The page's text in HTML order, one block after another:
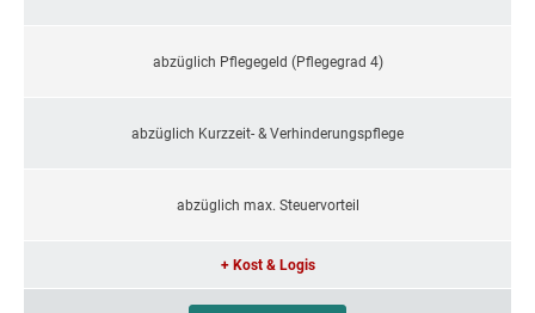
abzüglich Pflegegeld (Pflegegrad 4)
abzüglich Kurzzeit- & Verhinderungspflege
abzüglich max. Steuervorteil
+ Kost & Logis